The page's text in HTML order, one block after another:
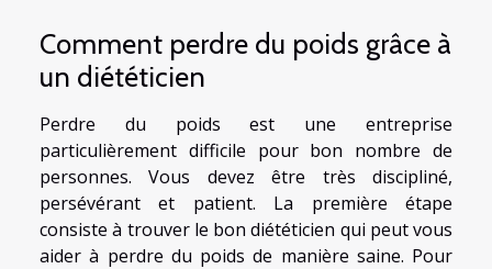
Comment perdre du poids grâce à
un diététicien
Perdre du poids est une entreprise
particulièrement difficile pour bon nombre de
personnes. Vous devez être très discipliné,
persévérant et patient. La première étape
consiste à trouver le bon diététicien qui peut vous
aider à perdre du poids de manière saine. Pour